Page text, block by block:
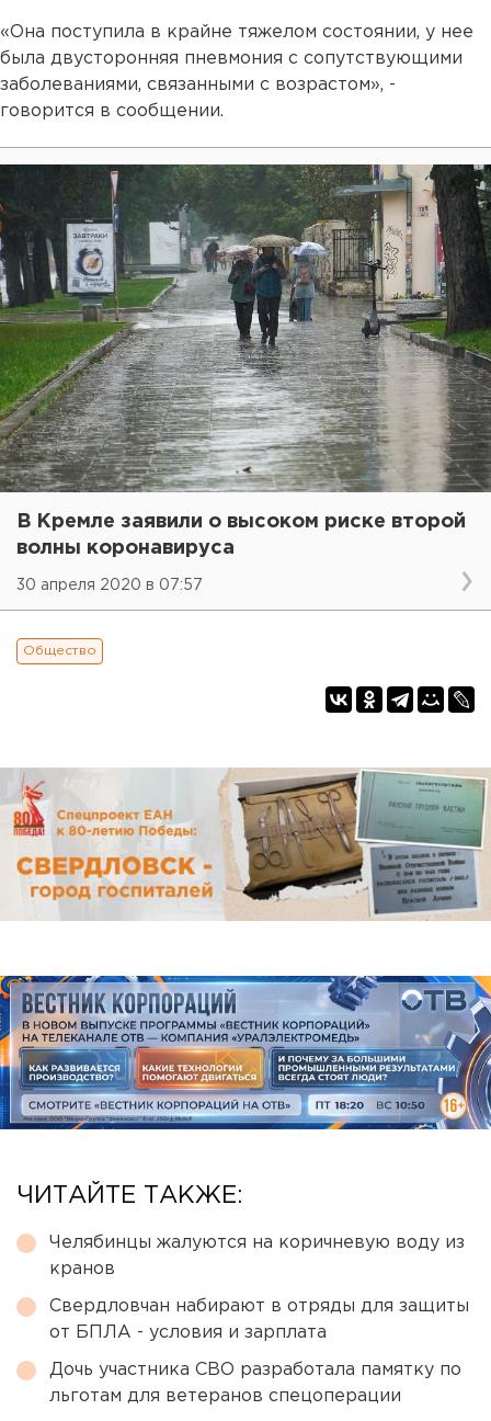
«Она поступила в крайне тяжелом состоянии, у нее
была двусторонняя пневмония с сопутствующими
заболеваниями, связанными с возрастом», -
говорится в сообщении.
В Кремле заявили о высоком риске второй
волны коронавируса
30 апреля 2020 в 07:57
Общество
ЧИТАЙТЕ ТАКЖЕ:
Челябинцы жалуются на коричневую воду из
кранов
Свердловчан набирают в отряды для защиты
от БПЛА - условия и зарплата
Дочь участника СВО разработала памятку по
льготам для ветеранов спецоперации